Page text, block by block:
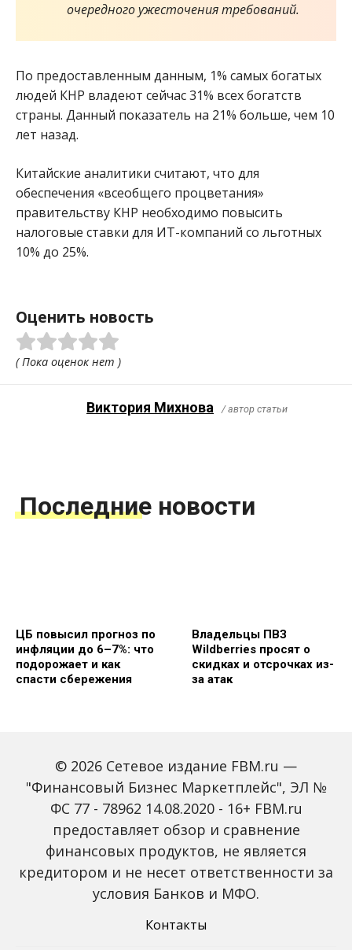
очередного ужесточения требований.
По предоставленным данным, 1% самых богатых
людей КНР владеют сейчас 31% всех богатств
страны. Данный показатель на 21% больше, чем 10
лет назад.
Китайские аналитики считают, что для
обеспечения «всеобщего процветания»
правительству КНР необходимо повысить
налоговые ставки для ИТ-компаний со льготных
10% до 25%.
Оценить новость
( Пока оценок нет )
Виктория Михнова / автор статьи
Последние новости
ЦБ повысил прогноз по
инфляции до 6–7%: что
подорожает и как
спасти сбережения
Владельцы ПВЗ
Wildberries просят о
скидках и отсрочках из-
за атак
Объем наличных у
россиян в июле вырос
на 43%: что стоит за
рекордным спросом на
С 2027 года ИНН станет
банковских счетов
россиян: что изменится
© 2026 Сетевое издание FBM.ru —
"Финансовый Бизнес Маркетплейс", ЭЛ №
ФС 77 - 78962 14.08.2020 - 16+ FBM.ru
предоставляет обзор и сравнение
финансовых продуктов, не является
кредитором и не несет ответственности за
условия Банков и МФО.
Контакты